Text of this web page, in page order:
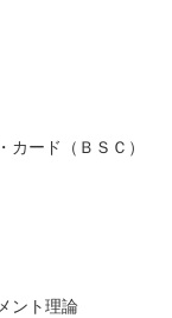
ード（ＢＳＣ）
ント理論